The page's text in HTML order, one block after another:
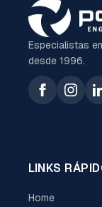
Especialistas
desde 1996.
LINKS
Home